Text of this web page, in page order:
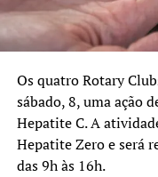
Os quatro Rotary
sábado, 8, uma ação
Hepatite C. A
Hepatite Zero e será
das 9h às 16h.